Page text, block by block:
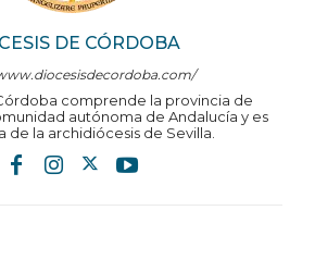
DE CÓRDOBA
comprende la provincia de
autónoma de Andalucía y es
de la archidiócesis de Sevilla.